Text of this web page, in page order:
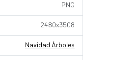
PNG
2480x3508
Navidad Árboles